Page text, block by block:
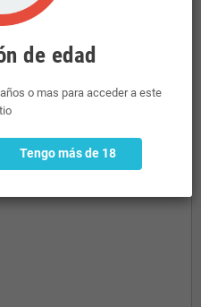
de edad
o mas para acceder a este
Tengo más de 18